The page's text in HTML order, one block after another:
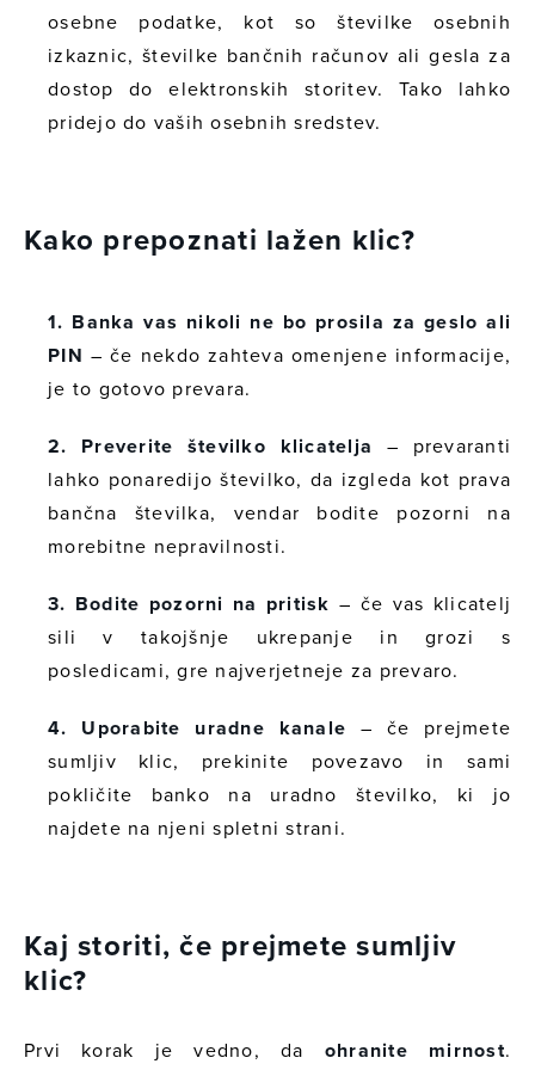
osebne podatke, kot so številke osebnih
izkaznic, številke bančnih računov ali gesla za
dostop do elektronskih storitev. Tako lahko
pridejo do vaših osebnih sredstev.
Kako prepoznati lažen klic?
1. Banka vas nikoli ne bo prosila za geslo ali
PIN – če nekdo zahteva omenjene informacije,
je to gotovo prevara.
2. Preverite številko klicatelja
– prevaranti
lahko ponaredijo številko, da izgleda kot prava
bančna številka, vendar bodite pozorni na
morebitne nepravilnosti.
3. Bodite pozorni na pritisk – če vas klicatelj
sili v takojšnje ukrepanje in grozi s
posledicami, gre najverjetneje za prevaro.
4. Uporabite uradne kanale – če prejmete
sumljiv klic, prekinite povezavo in sami
pokličite banko na uradno številko, ki jo
najdete na njeni spletni strani.
Kaj storiti, če prejmete sumljiv
klic?
Prvi korak je vedno, da ohranite mirnost.